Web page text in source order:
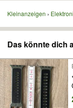
Kleinanzeigen
Das könnte dich